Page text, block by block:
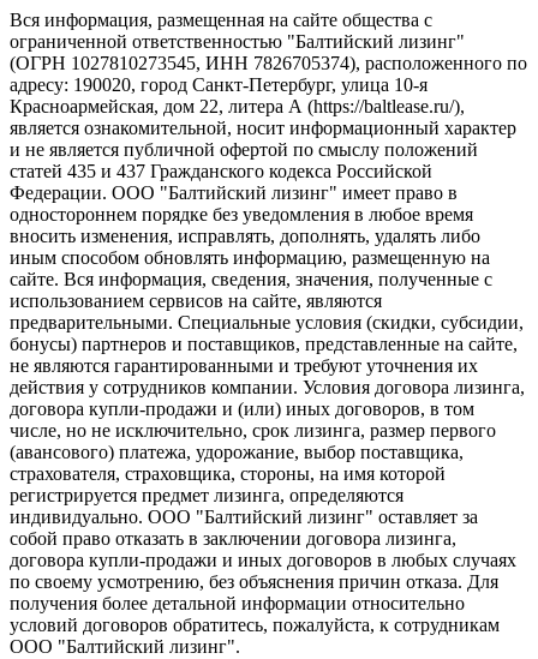
Вся информация, размещенная на сайте общества с
ограниченной ответственностью "Балтийский лизинг"
(ОГРН 1027810273545, ИНН 7826705374), расположенного по
адресу: 190020, город Санкт-Петербург, улица 10-я
Красноармейская, дом 22, литера А (https://baltlease.ru/),
является ознакомительной, носит информационный характер
и не является публичной офертой по смыслу положений
статей 435 и 437 Гражданского кодекса Российской
Федерации. ООО "Балтийский лизинг" имеет право в
одностороннем порядке без уведомления в любое время
вносить изменения, исправлять, дополнять, удалять либо
иным способом обновлять информацию, размещенную на
сайте. Вся информация, сведения, значения, полученные с
использованием сервисов на сайте, являются
предварительными. Специальные условия (скидки, субсидии,
бонусы) партнеров и поставщиков, представленные на сайте,
не являются гарантированными и требуют уточнения их
действия у сотрудников компании. Условия договора лизинга,
договора купли-продажи и (или) иных договоров, в том
числе, но не исключительно, срок лизинга, размер первого
(авансового) платежа, удорожание, выбор поставщика,
страхователя, страховщика, стороны, на имя которой
регистрируется предмет лизинга, определяются
индивидуально. ООО "Балтийский лизинг" оставляет за
собой право отказать в заключении договора лизинга,
договора купли-продажи и иных договоров в любых случаях
по своему усмотрению, без объяснения причин отказа. Для
получения более детальной информации относительно
условий договоров обратитесь, пожалуйста, к сотрудникам
ООО "Балтийский лизинг".